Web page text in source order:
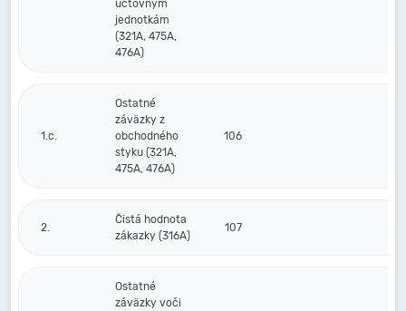
účtovným
jednotkám
(321A, 475A,
476A)
1.c.
Ostatné
záväzky z
obchodného
styku (321A,
475A, 476A)
106
2.
Čistá hodnota
zákazky (316A)
107
Ostatné
záväzky voči